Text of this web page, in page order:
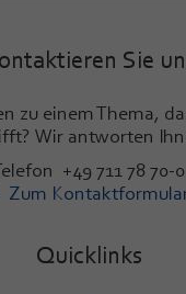
Sie
zu einem Thema,
Wir antworten
+49 711 78 70-0
Zum
Quicklinks